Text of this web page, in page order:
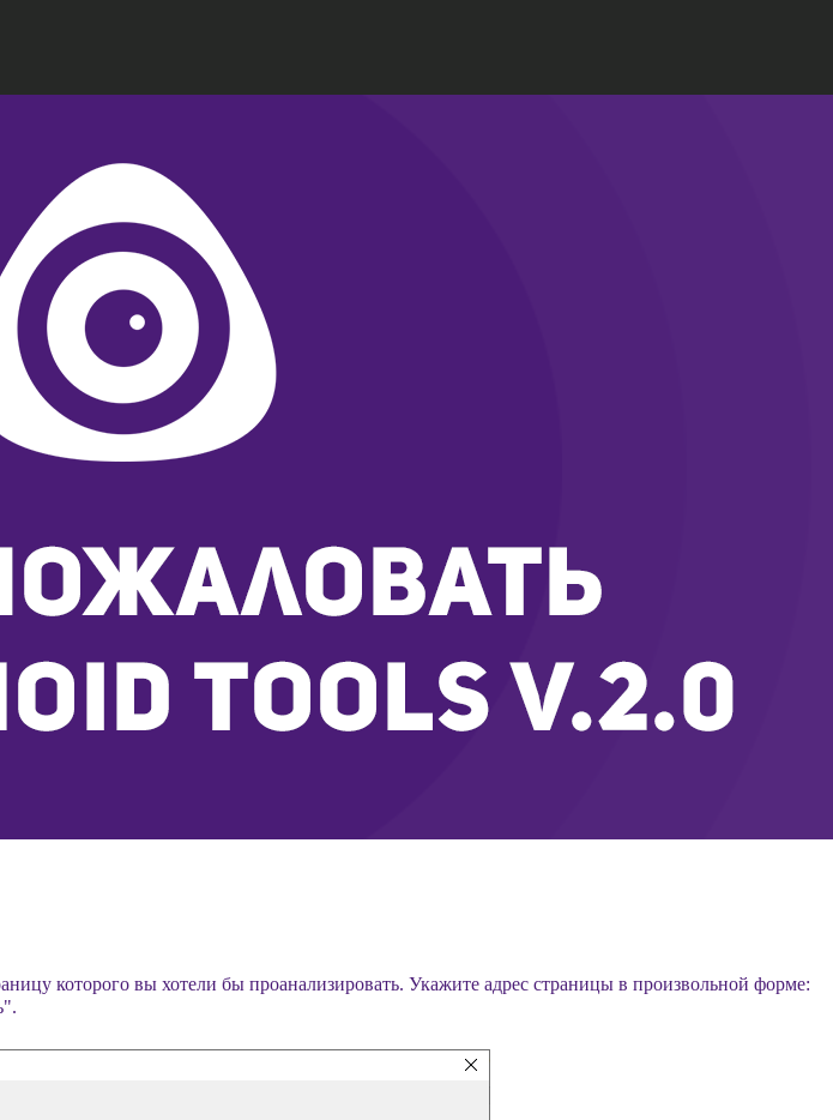
которого вы хотели бы проанализировать. Укажите адрес страницы в произвольной форме: